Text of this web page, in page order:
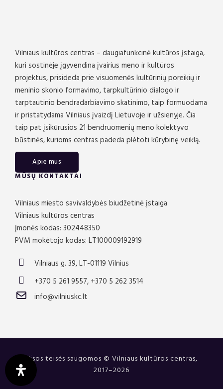
Vilniaus kultūros centras – daugiafunkcinė kultūros įstaiga,
kuri sostinėje įgyvendina įvairius meno ir kultūros
projektus, prisideda prie visuomenės kultūrinių poreikių ir
meninio skonio formavimo, tarpkultūrinio dialogo ir
tarptautinio bendradarbiavimo skatinimo, taip formuodama
ir pristatydama Vilniaus įvaizdį Lietuvoje ir užsienyje. Čia
taip pat įsikūrusios 21 bendruomenių meno kolektyvo
būstinės, kurioms centras padeda plėtoti kūrybinę veiklą.
Apie mus
MŪSŲ KONTAKTAI
Vilniaus miesto savivaldybės biudžetinė įstaiga
Vilniaus kultūros centras
Įmonės kodas: 302448350
PVM mokėtojo kodas: LT100009192919
Vilniaus g. 39, LT-01119 Vilnius
+370 5 261 9557, +370 5 262 3514
info@vilniuskc.lt
Visos teisės saugomos © Vilniaus kultūros centras,
2017–2026